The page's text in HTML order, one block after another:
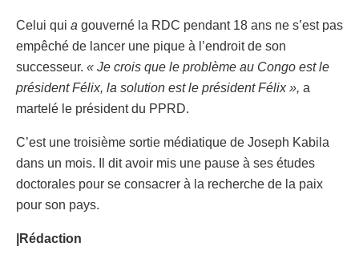
Celui qui a gouverné la RDC pendant 18 ans ne s’est pas
empêché de lancer une pique à l’endroit de son
successeur. « Je crois que le problème au Congo est le
président Félix, la solution est le président Félix », a
martelé le président du PPRD.
C’est une troisième sortie médiatique de Joseph Kabila
dans un mois. Il dit avoir mis une pause à ses études
doctorales pour se consacrer à la recherche de la paix
pour son pays.
|Rédaction